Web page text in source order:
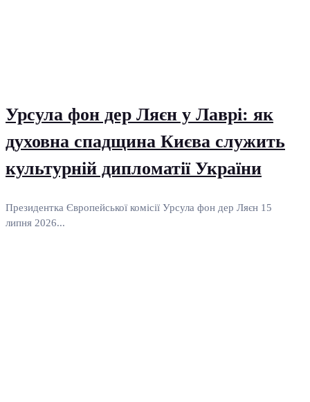
Урсула фон дер Ляєн у Лаврі: як
духовна спадщина Києва служить
культурній дипломатії України
Президентка Європейської комісії Урсула фон дер Ляєн 15
липня 2026...